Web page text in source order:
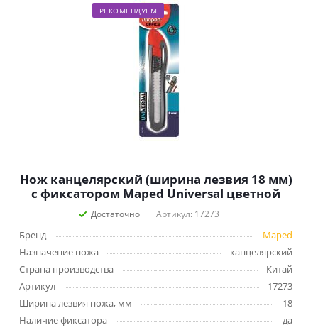
РЕКОМЕНДУЕМ
Нож канцелярский (ширина лезвия 18 мм)
с фиксатором Maped Universal цветной
Достаточно Артикул: 17273
Бренд
Maped
Назначение ножа
канцелярский
Страна производства
Китай
Артикул
17273
Ширина лезвия ножа, мм
18
Наличие фиксатора
да